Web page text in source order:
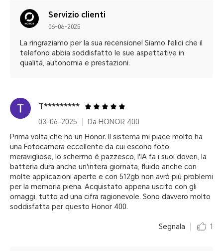
Servizio clienti
06-06-2025
La ringraziamo per la sua recensione! Siamo felici che il
telefono abbia soddisfatto le sue aspettative in
qualità, autonomia e prestazioni.
T*********
03-06-2025
Da HONOR 400
Prima volta che ho un Honor. Il sistema mi piace molto ha
una Fotocamera eccellente da cui escono foto
meravigliose, lo schermo è pazzesco, l'IA fa i suoi doveri, la
batteria dura anche un'intera giornata, fluido anche con
molte applicazioni aperte e con 512gb non avrò più problemi
per la memoria piena. Acquistato appena uscito con gli
omaggi, tutto ad una cifra ragionevole. Sono davvero molto
soddisfatta per questo Honor 400.
Segnala 1